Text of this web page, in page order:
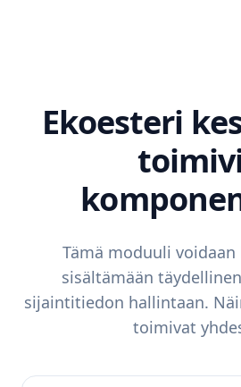
Ekoesteri
Tämä moduuli
sisältämään
sijaintitiedon hallintaan.
toimivat